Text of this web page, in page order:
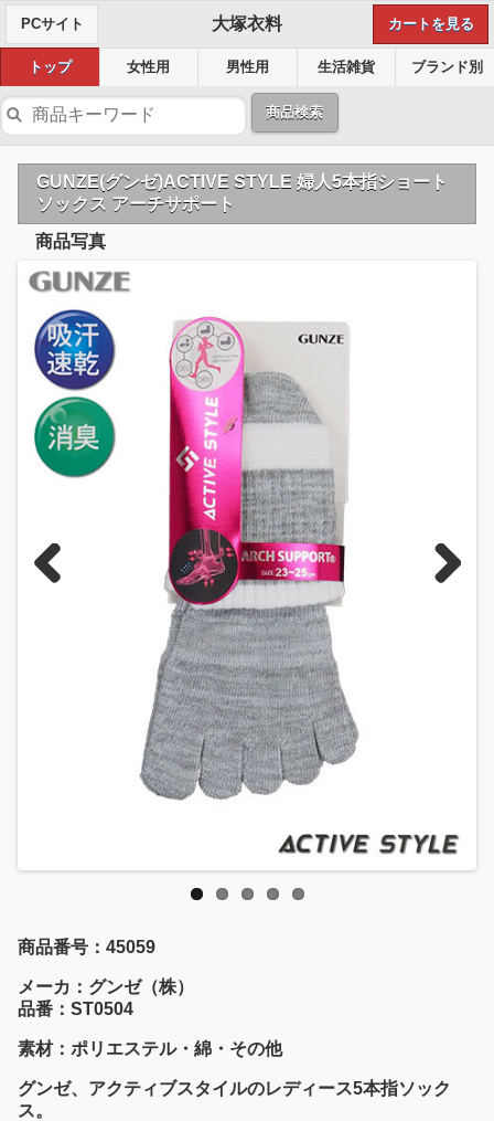
PCサイト 大塚衣料 カートを見る
トップ 女性用 男性用 生活雑貨 ブランド別
商品検索
GUNZE(グンゼ)ACTIVE STYLE 婦人5本指ショート
ソックス アーチサポート
商品写真
商品番号：45059
メーカ：グンゼ（株）
品番：ST0504
素材：ポリエステル・綿・その他
グンゼ、アクティブスタイルのレディース5本指ソック
ス。